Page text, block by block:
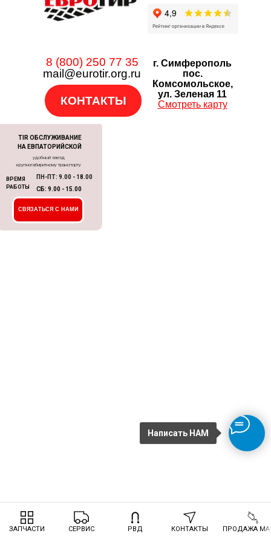
8 (800) 250 77 35
mail@eurotir.org.ru
г. Симферополь
пос.
Комсомольское,
ул. Зеленая 11
Смотреть карту
КОНТАКТЫ
ЗАПЧАСТИ СЕРВИС РВД КОНТАКТЫ ПРОДАЖА
TIR ОБСЛУЖИВАНИЕ
НА ЕВПАТОРИЙСКОЙ
удобный заезд
крупногабиритному транспорту
ВРЕМЯ
РАБОТЫ
ПН-ПТ: 9.00 - 18.00
СБ: 9.00 - 15.00
СВЯЗАТЬСЯ С НАМИ
Написать НАМ